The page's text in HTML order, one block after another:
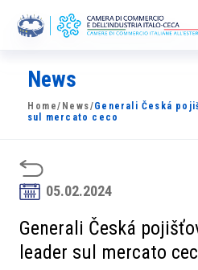
La Camera
News
Sviluppo Mercato
Soci
Partner
News
Home/ News/Generali Česká
sul mercato ceco
05.02.2024
Generali Česká
leader sul mercato